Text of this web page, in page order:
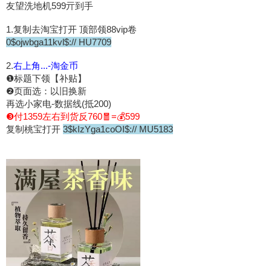
友望洗地机599亓到手
1.复制去淘宝打开 顶部领88vip卷
0$ojwbga11kvl$:// HU7709
2.右上角...-淘金币
❶标题下领【补贴】
❷页面选：以旧换新
再选小家电-数据线(抵200)
❸付1359左右到货反760🧧=💰599
复制桃宝打开 3$kIzYga1coOI$:// MU5183